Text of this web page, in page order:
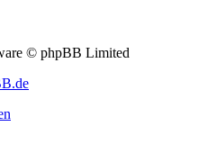
© phpBB Limited